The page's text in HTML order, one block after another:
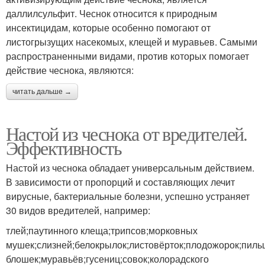
даллилсульфит. Чеснок относится к природным
инсектицидам, которые особенно помогают от
листогрызущих насекомых, клещей и муравьев. Самыми
распространенными видами, против которых помогает
действие чеснока, являются:
читать дальше →
Настой из чеснока от вредителей.
Эффективность
Настой из чеснока обладает универсальным действием.
В зависимости от пропорций и составляющих лечит
вирусные, бактериальные болезни, успешно устраняет
30 видов вредителей, например:
тлей;паутинного клеща;трипсов;морковных
блошек;муравьёв;гусениц;совок;колорадского